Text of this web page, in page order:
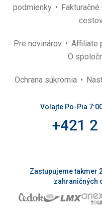
podmienky
Fakturačné
Pre novinárov Affiliate
O
Ochrana súkromia
Volajte Po-Pia
+421
Zastupujeme takmer
zahraničných